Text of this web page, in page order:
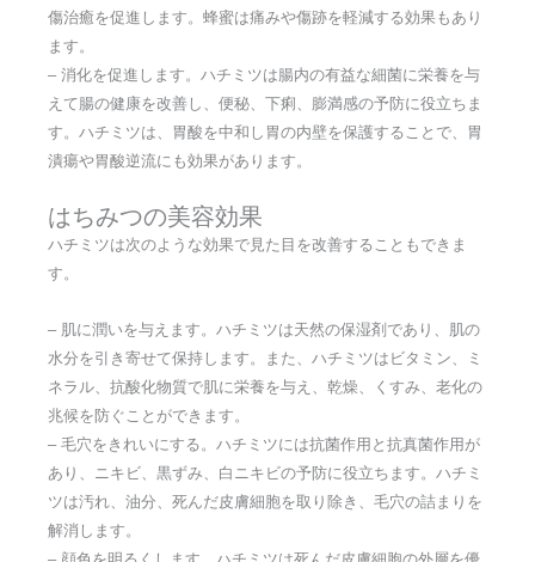
傷治癒を促進します。蜂蜜は痛みや傷跡を軽減する効果もあり
ます。
– 消化を促進します。ハチミツは腸内の有益な細菌に栄養を与
えて腸の健康を改善し、便秘、下痢、膨満感の予防に役立ちま
す。ハチミツは、胃酸を中和し胃の内壁を保護することで、胃
潰瘍や胃酸逆流にも効果があります。
はちみつの美容効果
ハチミツは次のような効果で見た目を改善することもできま
す。
– 肌に潤いを与えます。ハチミツは天然の保湿剤であり、肌の
水分を引き寄せて保持します。また、ハチミツはビタミン、ミ
ネラル、抗酸化物質で肌に栄養を与え、乾燥、くすみ、老化の
兆候を防ぐことができます。
– 毛穴をきれいにする。ハチミツには抗菌作用と抗真菌作用が
あり、ニキビ、黒ずみ、白ニキビの予防に役立ちます。ハチミ
ツは汚れ、油分、死んだ皮膚細胞を取り除き、毛穴の詰まりを
解消します。